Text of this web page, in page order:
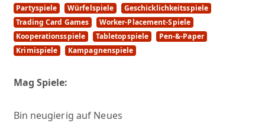
Partyspiele
Würfelspiele
Geschicklichkeitsspiele
Trading Card Games
Worker-Placement-Spiele
Kooperationsspiele
Tabletopspiele
Pen-&-Paper
Krimispiele
Kampagnenspiele
Mag Spiele:
Bin neugierig auf Neues